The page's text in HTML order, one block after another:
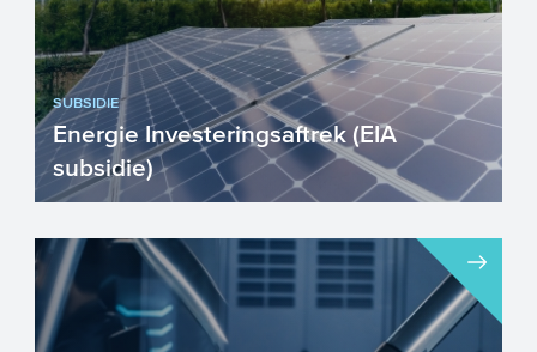
SUBSIDIE
Energie Investeringsaftrek (EIA
subsidie)
De EIA levert fiscaal voordeel op over
investeringen van bedrijven in
energiebesparende technieken e...